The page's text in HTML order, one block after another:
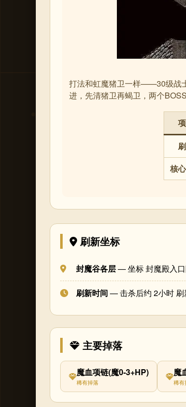
打法和虹魔猪卫一样——30级战
进，先清猪卫再蝎卫，两个
核
刷新坐标
封魔谷各层— 坐标 封魔殿入
刷新时间— 击杀后约 2小时 刷
主要掉落
魔血项链(魔0-3+HP)
稀有掉落
魔
稀有